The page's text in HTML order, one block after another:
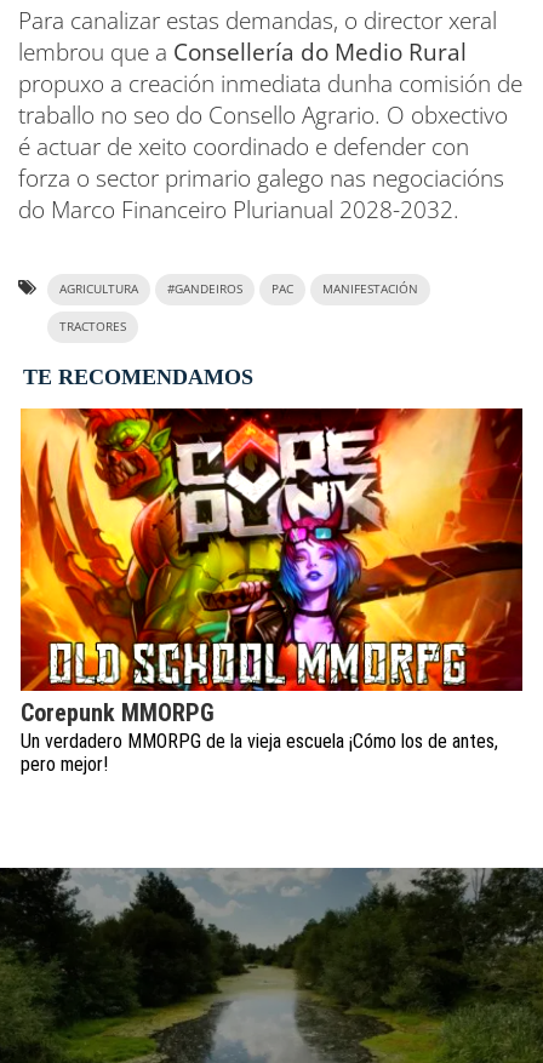
Para canalizar estas demandas, o director xeral
lembrou que a Consellería do Medio Rural
propuxo a creación inmediata dunha comisión de
traballo no seo do Consello Agrario. O obxectivo
é actuar de xeito coordinado e defender con
forza o sector primario galego nas negociacións
do Marco Financeiro Plurianual 2028-2032.
AGRICULTURA #GANDEIROS PAC MANIFESTACIÓN
TRACTORES
TE RECOMENDAMOS
Corepunk MMORPG
Un verdadero MMORPG de la vieja escuela ¡Cómo los de antes,
pero mejor!